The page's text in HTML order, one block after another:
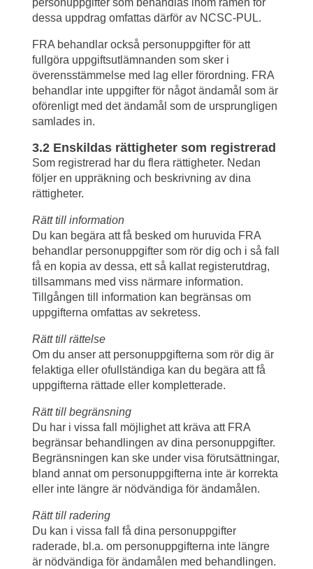
personuppgifter som behandlas inom ramen för
dessa uppdrag omfattas därför av NCSC-PUL.
FRA behandlar också personuppgifter för att
fullgöra uppgiftsutlämnanden som sker i
överensstämmelse med lag eller förordning. FRA
behandlar inte uppgifter för något ändamål som är
oförenligt med det ändamål som de ursprungligen
samlades in.
3.2 Enskildas rättigheter som registrerad
Som registrerad har du flera rättigheter. Nedan
följer en uppräkning och beskrivning av dina
rättigheter.
Rätt till information
Du kan begära att få besked om huruvida FRA
behandlar personuppgifter som rör dig och i så fall
få en kopia av dessa, ett så kallat registerutdrag,
tillsammans med viss närmare information.
Tillgången till information kan begränsas om
uppgifterna omfattas av sekretess.
Rätt till rättelse
Om du anser att personuppgifterna som rör dig är
felaktiga eller ofullständiga kan du begära att få
uppgifterna rättade eller kompletterade.
Rätt till begränsning
Du har i vissa fall möjlighet att kräva att FRA
begränsar behandlingen av dina personuppgifter.
Begränsningen kan ske under visa förutsättningar,
bland annat om personuppgifterna inte är korrekta
eller inte längre är nödvändiga för ändamålen.
Rätt till radering
Du kan i vissa fall få dina personuppgifter
raderade, bl.a. om personuppgifterna inte längre
är nödvändiga för ändamålen med behandlingen.